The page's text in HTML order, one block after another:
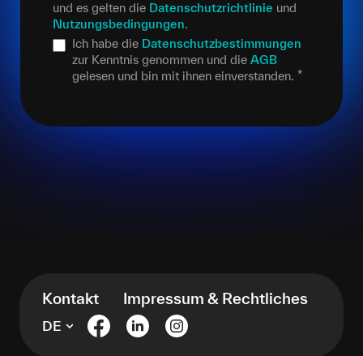
und es gelten die Datenschutzrichtlinie und
Nutzungsbedingungen.
Ich habe die Datenschutzbestimmungen
zur Kenntnis genommen und die AGB
gelesen und bin mit ihnen einverstanden. *
Kontakt Impressum & Rechtliches
DE